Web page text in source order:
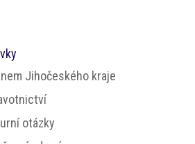
Jihočeského kraje
otázky